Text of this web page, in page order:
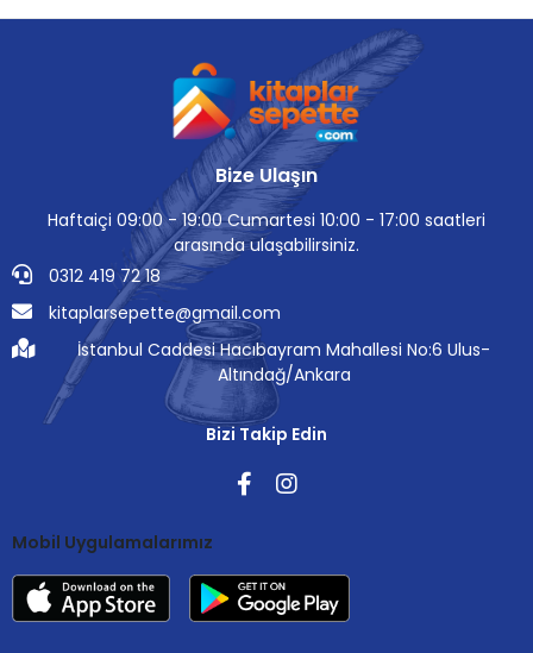
Bize Ulaşın
Haftaiçi 09:00 - 19:00 Cumartesi 10:00 - 17:00 saatleri
arasında ulaşabilirsiniz.
0312 419 72 18
kitaplarsepette@gmail.com
İstanbul Caddesi Hacıbayram Mahallesi No:6 Ulus-
Altındağ/Ankara
Bizi Takip Edin
Mobil Uygulamalarımız